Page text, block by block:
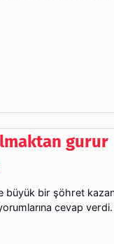
gurur
büyük bir şöhret
cevap verdi.